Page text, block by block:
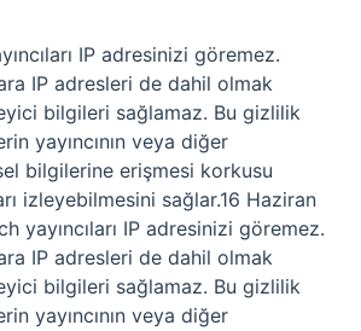
IP adresinizi göremez.
IP adresleri de dahil olmak
bilgileri sağlamaz. Bu gizlilik
yayıncının veya diğer
bilgilerine erişmesi korkusu
izleyebilmesini sağlar.16 Haziran
yayıncıları IP adresinizi göremez.
IP adresleri de dahil olmak
bilgileri sağlamaz. Bu gizlilik
yayıncının veya diğer